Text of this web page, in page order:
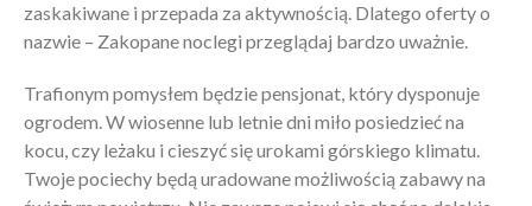
zaskakiwane i przepada za aktywnością. Dlatego oferty o
nazwie – Zakopane noclegi przeglądaj bardzo uważnie.
Trafionym pomysłem będzie pensjonat, który dysponuje
ogrodem. W wiosenne lub letnie dni miło posiedzieć na
kocu, czy leżaku i cieszyć się urokami górskiego klimatu.
Twoje pociechy będą uradowane możliwością zabawy na